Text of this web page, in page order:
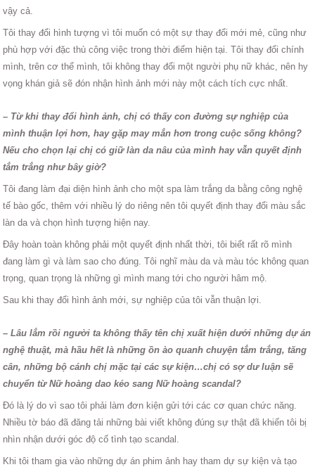
vậy cả.
Tôi thay đổi hình tượng vì tôi muốn có một sự thay đổi mới mẻ, cũng như
phù hợp với đặc thù công việc trong thời điểm hiện tại. Tôi thay đổi chính
mình, trên cơ thể mình, tôi không thay đổi một người phụ nữ khác, nên hy
vọng khán giả sẽ đón nhận hình ảnh mới này một cách tích cực nhất.
– Từ khi thay đổi hình ảnh, chị có thấy con đường sự nghiệp của
mình thuận lợi hơn, hay gặp may mắn hơn trong cuộc sống không?
Nếu cho chọn lại chị có giữ làn da nâu của mình hay vẫn quyết định
tắm trắng như bây giờ?
Tôi đang làm đại diện hình ảnh cho một spa làm trắng da bằng công nghệ
tế bào gốc, thêm với nhiều lý do riêng nên tôi quyết định thay đổi màu sắc
làn da và chọn hình tượng hiện nay.
Đây hoàn toàn không phải một quyết định nhất thời, tôi biết rất rõ mình
đang làm gì và làm sao cho đúng. Tôi nghĩ màu da và màu tóc không quan
trọng, quan trọng là những gì mình mang tới cho người hâm mộ.
Sau khi thay đổi hình ảnh mới, sự nghiệp của tôi vẫn thuận lợi.
– Lâu lắm rồi người ta không thấy tên chị xuất hiện dưới những dự án
nghệ thuật, mà hầu hết là những ồn ào quanh chuyện tắm trắng, tăng
cân, những bộ cánh chị mặc tại các sự kiện…chị có sợ dư luận sẽ
chuyển từ Nữ hoàng dao kéo sang Nữ hoàng scandal?
Đó là lý do vì sao tôi phải làm đơn kiện gửi tới các cơ quan chức năng.
Nhiều tờ báo đã đăng tải những bài viết không đúng sự thật đã khiến tôi bị
nhìn nhận dưới góc độ cố tình tạo scandal.
Khi tôi tham gia vào những dự án phim ảnh hay tham dự sự kiện và tạo